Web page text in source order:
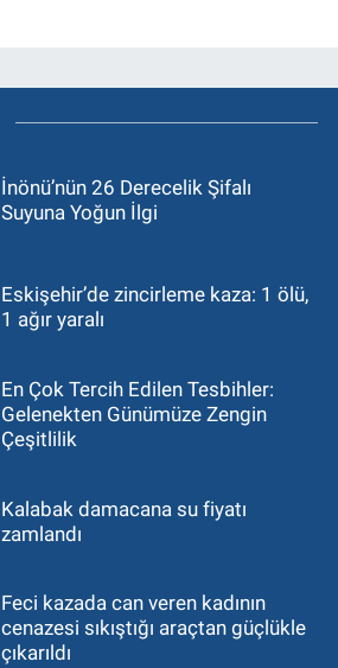
İnönü’nün 26 Derecelik Şifalı
Suyuna Yoğun İlgi
Eskişehir’de zincirleme kaza: 1 ölü,
1 ağır yaralı
En Çok Tercih Edilen Tesbihler:
Gelenekten Günümüze Zengin
Çeşitlilik
Kalabak damacana su fiyatı
zamlandı
Feci kazada can veren kadının
cenazesi sıkıştığı araçtan güçlükle
çıkarıldı